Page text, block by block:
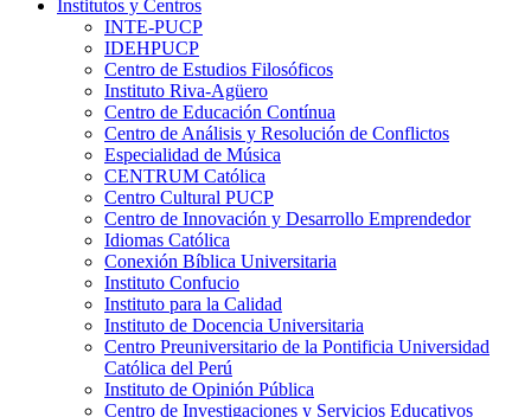
Institutos y Centros
INTE-PUCP
IDEHPUCP
Centro de Estudios Filosóficos
Instituto Riva-Agüero
Centro de Educación Contínua
Centro de Análisis y Resolución de Conflictos
Especialidad de Música
CENTRUM Católica
Centro Cultural PUCP
Centro de Innovación y Desarrollo Emprendedor
Idiomas Católica
Conexión Bíblica Universitaria
Instituto Confucio
Instituto para la Calidad
Instituto de Docencia Universitaria
Centro Preuniversitario de la Pontificia Universidad
Católica del Perú
Instituto de Opinión Pública
Centro de Investigaciones y Servicios Educativos